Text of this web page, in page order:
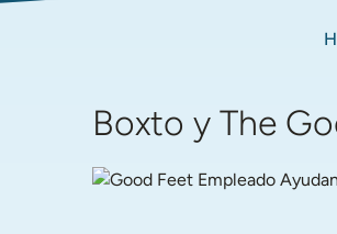
Boxto y The